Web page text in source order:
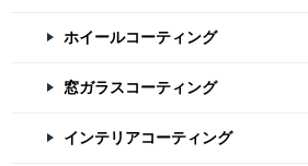
ホイールコーティング
窓ガラスコーティング
インテリアコーティング